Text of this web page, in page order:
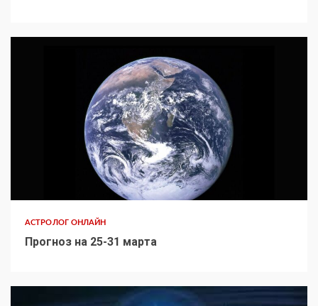
АСТРОЛОГ ОНЛАЙН
Прогноз на 25-31 марта